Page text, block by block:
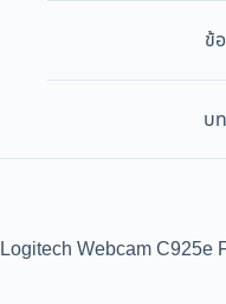
ข้
บ
Logitech Webcam C925e